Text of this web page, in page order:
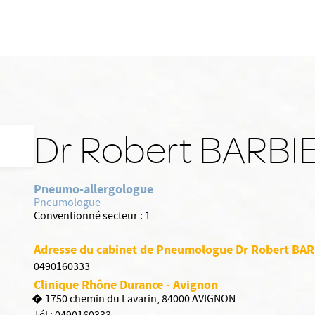
Dr Robert
Pneumo-allergologue
Pneumologue
Conventionné secteur : 1
Adresse du cabinet de Pneumologue Dr Robert
0490160333
Clinique Rhône Durance - Avignon
1750 chemin du Lavarin, 84000 AVIGNON